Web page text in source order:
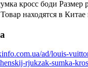
кросс боди Размер
находятся в
ad/louis-
rjukzak-sumka-